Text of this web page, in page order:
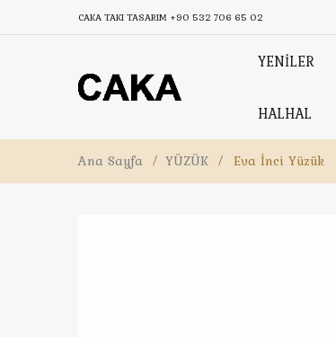
CAKA TAKI TASARIM +90 532 706 65 02
YENİLER
HALHAL
Ana Sayfa / YÜZÜK / Eva İnci Yüzük